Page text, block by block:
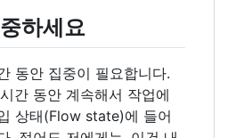
하세요
동안 집중이 필요합니다.
간 동안 계속해서 작업에
상태(Flow state)에 들어